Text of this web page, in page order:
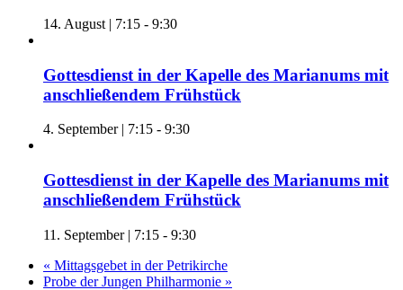
14. August | 7:15 - 9:30
Gottesdienst in der Kapelle des Marianums mit
anschließendem Frühstück
4. September | 7:15 - 9:30
Gottesdienst in der Kapelle des Marianums mit
anschließendem Frühstück
11. September | 7:15 - 9:30
« Mittagsgebet in der Petrikirche
Probe der Jungen Philharmonie »